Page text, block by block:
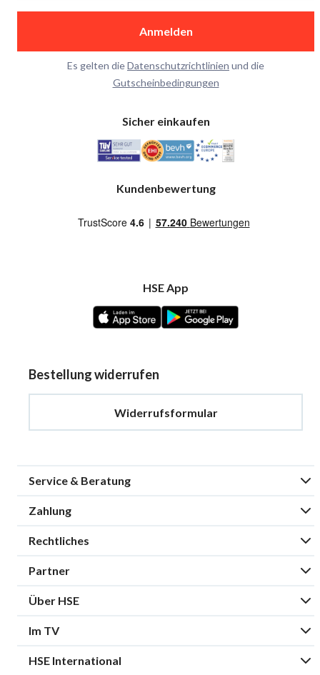
Anmelden
Es gelten dieDatenschutzrichtlinien und die
Gutscheinbedingungen
Sicher einkaufen
Kundenbewertung
HSE App
Bestellung widerrufen
Widerrufsformular
Service & Beratung
Zahlung
Rechtliches
Partner
Über HSE
Im TV
HSE International